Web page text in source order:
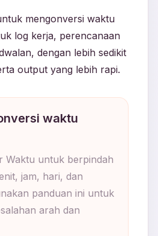
mengonversi waktu
log kerja, perencanaan
dengan lebih sedikit
output yang lebih rapi.
waktu
Waktu untuk berpindah
jam, hari, dan
panduan ini untuk
arah dan